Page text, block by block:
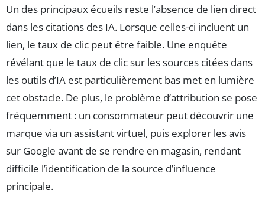
Un des principaux écueils reste l’absence de lien direct
dans les citations des IA. Lorsque celles-ci incluent un
lien, le taux de clic peut être faible. Une enquête
révélant que le taux de clic sur les sources citées dans
les outils d’IA est particulièrement bas met en lumière
cet obstacle. De plus, le problème d’attribution se pose
fréquemment : un consommateur peut découvrir une
marque via un assistant virtuel, puis explorer les avis
sur Google avant de se rendre en magasin, rendant
difficile l’identification de la source d’influence
principale.